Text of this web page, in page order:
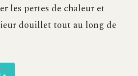
les pertes de chaleur et
douillet tout au long de